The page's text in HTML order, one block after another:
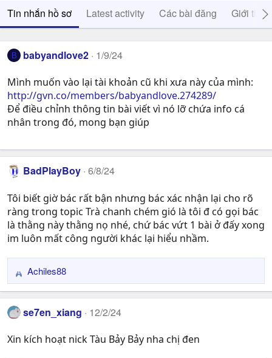
Tin nhắn hồ sơ Latest activity Các bài đăng Giới thiệu
B babyandlove2 1/9/24
Mình muốn vào lại tài khoản cũ khi xưa này của mình:
http://gvn.co/members/babyandlove.274289/
Để điều chỉnh thông tin bài viết vì nó lỡ chứa info cá
nhân trong đó, mong bạn giúp
BadPlayBoy 6/8/24
Tôi biết giờ bác rất bận nhưng bác xác nhận lại cho rõ
ràng trong topic Trà chanh chém gió là tôi đ có gọi bác
là thằng này thằng nọ nhé, chứ bác vứt 1 bài ở đấy xong
im luôn mất công người khác lại hiểu nhầm.
R
e
a
c
i
Achiles88
se7en_xiang 12/2/24
Xin kích hoạt nick Tàu Bảy Bảy nha chị đen